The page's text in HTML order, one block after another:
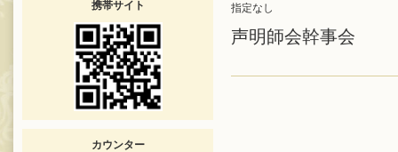
指定なし
声明師会幹事会
携帯サイト
カウンター